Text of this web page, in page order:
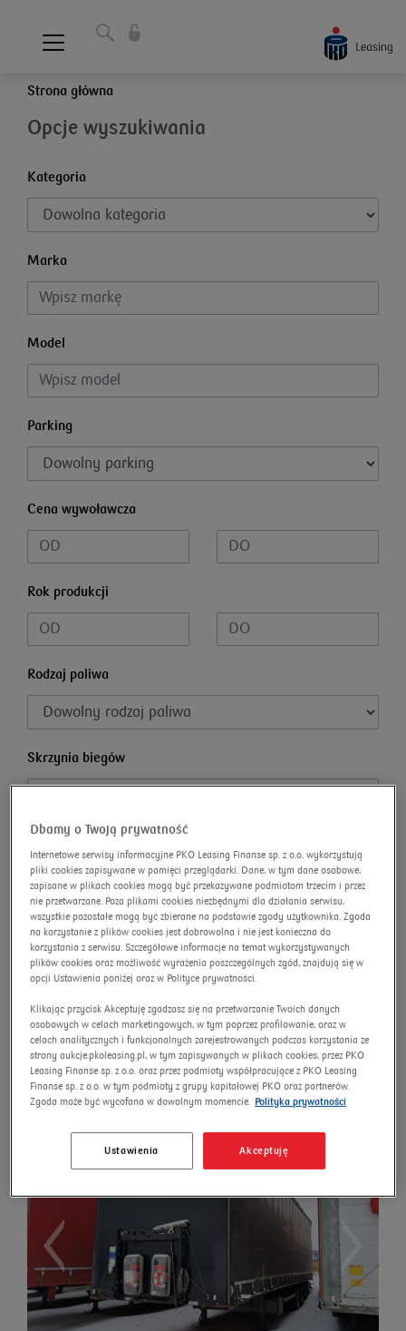
Strona główna
Opcje wyszukiwania
Kategoria
Marka
Model
Parking
Cena wywoławcza
Rok produkcji
Rodzaj paliwa
Skrzynia biegów
Omnibus
Szukaj
KOGEL SN 24 Mega
CO24P90/910/13.95 35.0t
Numer aukcji: 5989/AU/2026
Nowa cena
Dbamy o Twoją prywatność
Internetowe serwisy informacyjne PKO Leasing Finanse sp. z o.o. wykorzystują
pliki cookies zapisywane w pamięci przeglądarki. Dane, w tym dane osobowe,
zapisane w plikach cookies mogą być przekazywane podmiotom trzecim i przez
nie przetwarzane. Poza plikami cookies niezbędnymi dla działania serwisu,
wszystkie pozostałe mogą być zbierane na podstawie zgody użytkownika. Zgoda
na korzystanie z plików cookies jest dobrowolna i nie jest konieczna do
korzystania z serwisu. Szczegółowe informacje na temat wykorzystywanych
plików cookies oraz możliwość wyrażenia poszczególnych zgód, znajdują się w
opcji Ustawienia poniżej oraz w Polityce prywatności.
Klikając przycisk Akceptuję zgadzasz się na przetwarzanie Twoich danych
osobowych w celach marketingowych, w tym poprzez profilowanie, oraz w
celach analitycznych i funkcjonalnych zarejestrowanych podczas korzystania ze
strony aukcje.pkoleasing.pl, w tym zapisywanych w plikach cookies, przez PKO
Leasing Finanse sp. z o.o. oraz przez podmioty współpracujące z PKO Leasing
Finanse sp. z o.o. w tym podmioty z grupy kapitałowej PKO oraz partnerów.
Zgoda może być wycofana w dowolnym momencie.
Polityka prywatności
Akceptuję
Ustawienia